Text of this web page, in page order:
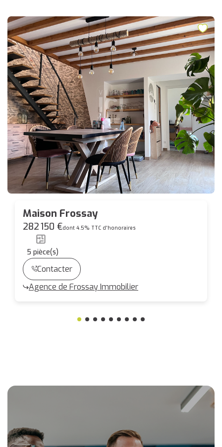
Maison Frossay
282 150 €dont 4.5% TTC d'honoraires
5 pièce(s)
Contacter
Agence de Frossay Immobilier